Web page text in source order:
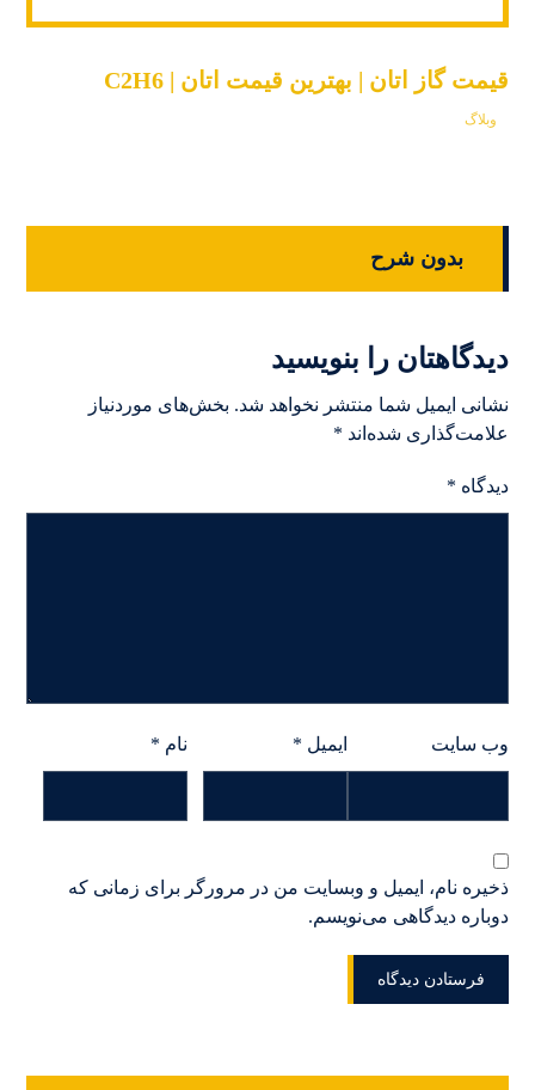
قیمت گاز اتان | بهترین قیمت اتان | C2H6
وبلاگ
بدون شرح
دیدگاهتان را بنویسید
نشانی ایمیل شما منتشر نخواهد شد. بخش‌های موردنیاز
علامت‌گذاری شده‌اند *
دیدگاه *
نام * ایمیل * وب‌ سایت
ذخیره نام، ایمیل و وبسایت من در مرورگر برای زمانی که
دوباره دیدگاهی می‌نویسم.